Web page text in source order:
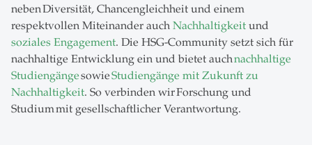
neben Diversität, Chancengleichheit und einem
respektvollen Miteinander auch Nachhaltigkeit und
soziales Engagement. Die HSG-Community setzt sich für
nachhaltige Entwicklung ein und bietet auchnachhaltige
StudiengängesowieStudiengänge mit Zukunft zu
Nachhaltigkeit. So verbinden wir Forschung und
Studium mit gesellschaftlicher Verantwortung.